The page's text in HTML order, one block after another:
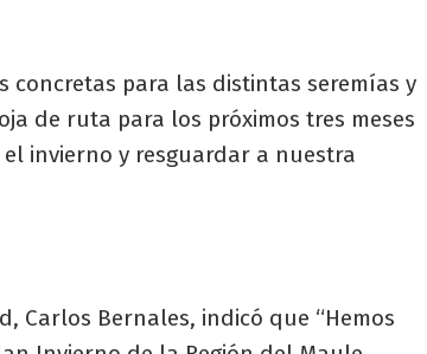
concretas para las distintas seremías y
de ruta para los próximos tres meses
invierno y resguardar a nuestra
Carlos Bernales, indicó que “Hemos